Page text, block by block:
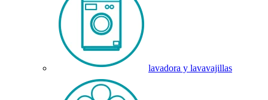
lavadora y lavavajillas